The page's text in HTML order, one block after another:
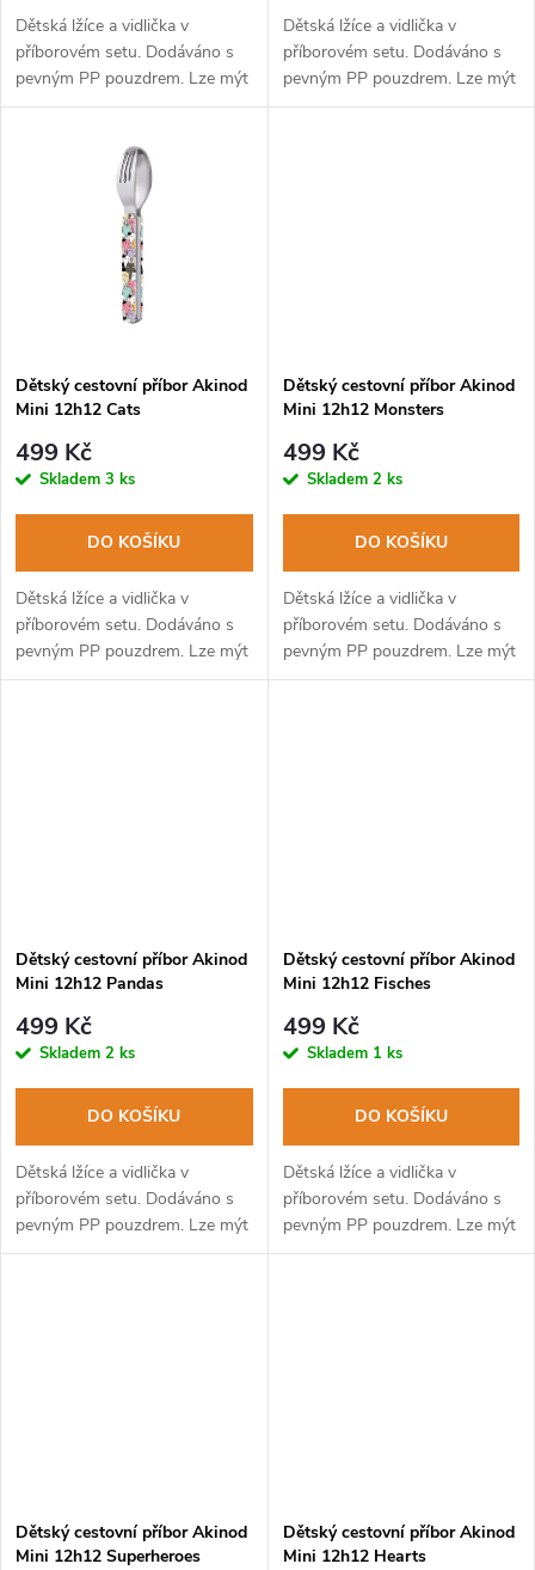
u
d
u
Dětská lžíce a vidlička v
příborovém setu. Dodáváno s
pevným PP pouzdrem. Lze mýt
v myčce na nádobí.
Dětská lžíce a vidlička v
příborovém setu. Dodáváno s
pevným PP pouzdrem. Lze mýt
v myčce na nádobí.
Dětský cestovní příbor Akinod
Mini 12h12 Cats
499 Kč
Skladem 3 ks
DO KOŠÍKU
Dětská lžíce a vidlička v
příborovém setu. Dodáváno s
pevným PP pouzdrem. Lze mýt
v myčce na nádobí.
Dětský cestovní příbor Akinod
Mini 12h12 Monsters
499 Kč
Skladem 2 ks
DO KOŠÍKU
Dětská lžíce a vidlička v
příborovém setu. Dodáváno s
pevným PP pouzdrem. Lze mýt
v myčce na nádobí.
Dětský cestovní příbor Akinod
Mini 12h12 Pandas
499 Kč
Skladem 2 ks
DO KOŠÍKU
Dětská lžíce a vidlička v
příborovém setu. Dodáváno s
pevným PP pouzdrem. Lze mýt
v myčce na nádobí.
Dětský cestovní příbor Akinod
Mini 12h12 Fisches
499 Kč
Skladem 1 ks
DO KOŠÍKU
Dětská lžíce a vidlička v
příborovém setu. Dodáváno s
pevným PP pouzdrem. Lze mýt
v myčce na nádobí.
Dětský cestovní příbor Akinod
Mini 12h12 Superheroes
Dětský cestovní příbor Akinod
Mini 12h12 Hearts